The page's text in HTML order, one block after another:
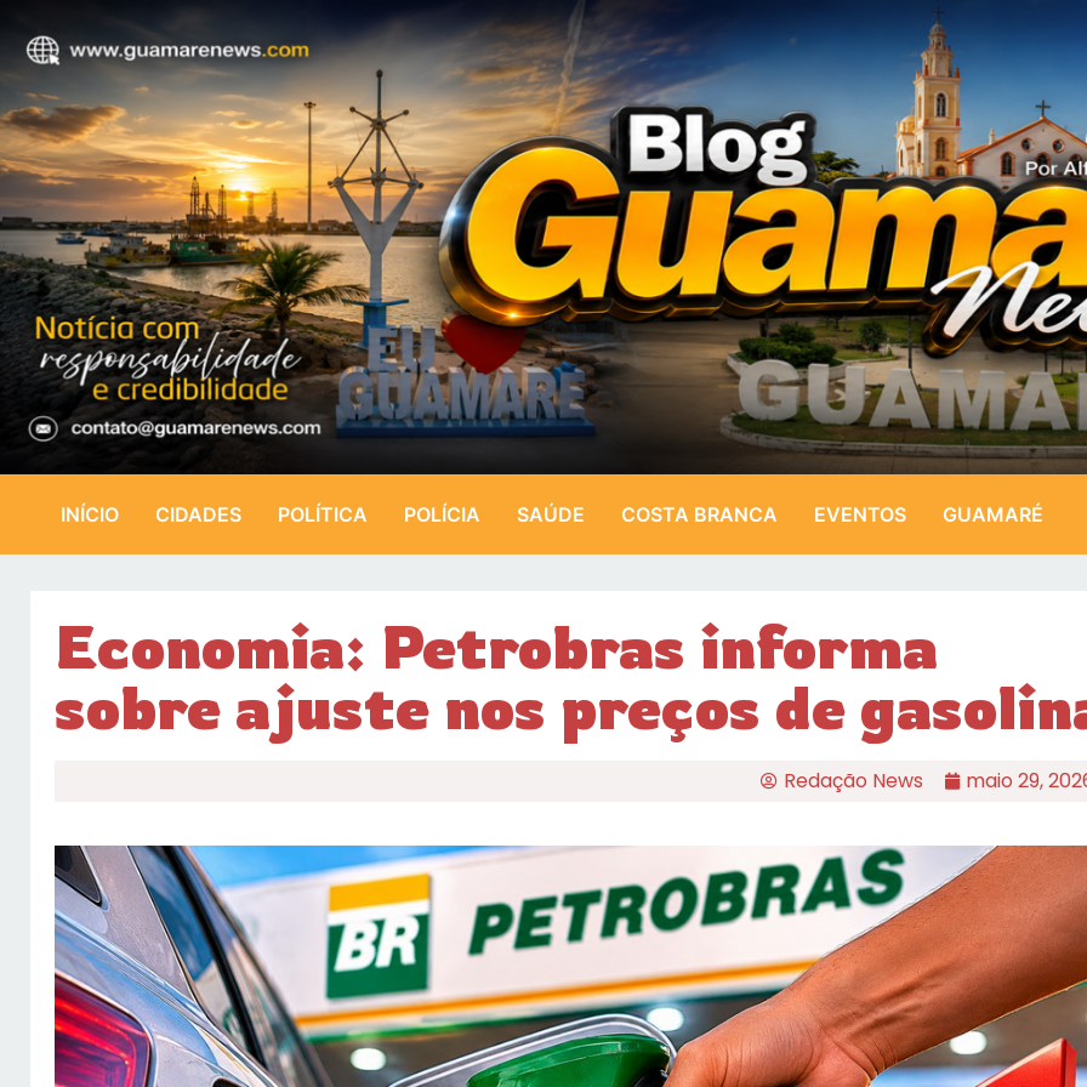
INÍCIO CIDADES POLÍTICA POLÍCIA SAÚDE COSTA BRANCA EVENTOS GUAMARÉ
Economia: Petrobras informa
sobre ajuste nos preços de
Redação News maio 29,